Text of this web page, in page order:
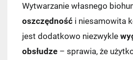
Wytwarzanie własnego
oszczędność i niesamowita
jest dodatkowo niezwykle
obsłudze – sprawia, że